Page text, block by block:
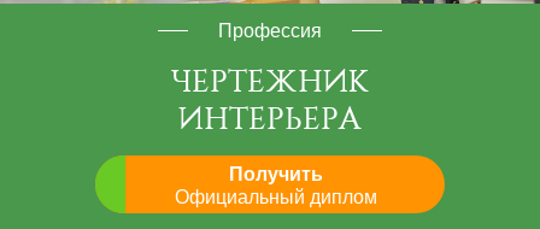
Профессия
ЧЕРТЕЖНИК
ИНТЕРЬЕРА
Получить
Официальный диплом